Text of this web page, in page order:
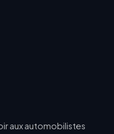
aux automobilistes